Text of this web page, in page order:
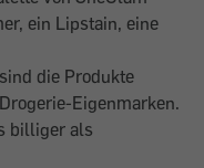
ein Lipstain, eine
die Produkte
Eigenmarken.
billiger als